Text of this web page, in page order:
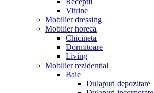
Vitrine
Mobilier dressing
Mobilier horeca
Chicineta
Dormitoare
Living
Mobilier rezidential
Baie
Dulapuri depozitare